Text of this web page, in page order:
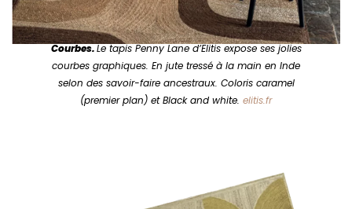
Courbes.Le tapis Penny Lane d’Elitis expose ses jolies
courbes graphiques. En jute tressé à la main en Inde
selon des savoir-faire ancestraux. Coloris caramel
(premier plan) et Black and white. elitis.fr